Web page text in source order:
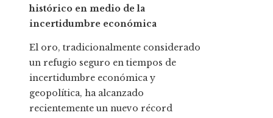
histórico en medio de la
incertidumbre económica
El oro, tradicionalmente considerado
un refugio seguro en tiempos de
incertidumbre económica y
geopolítica, ha alcanzado
recientemente un nuevo récord